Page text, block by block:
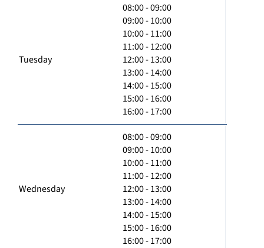
Tuesday
08:00 - 09:00
09:00 - 10:00
10:00 - 11:00
11:00 - 12:00
12:00 - 13:00
13:00 - 14:00
14:00 - 15:00
15:00 - 16:00
16:00 - 17:00
Wednesday
08:00 - 09:00
09:00 - 10:00
10:00 - 11:00
11:00 - 12:00
12:00 - 13:00
13:00 - 14:00
14:00 - 15:00
15:00 - 16:00
16:00 - 17:00